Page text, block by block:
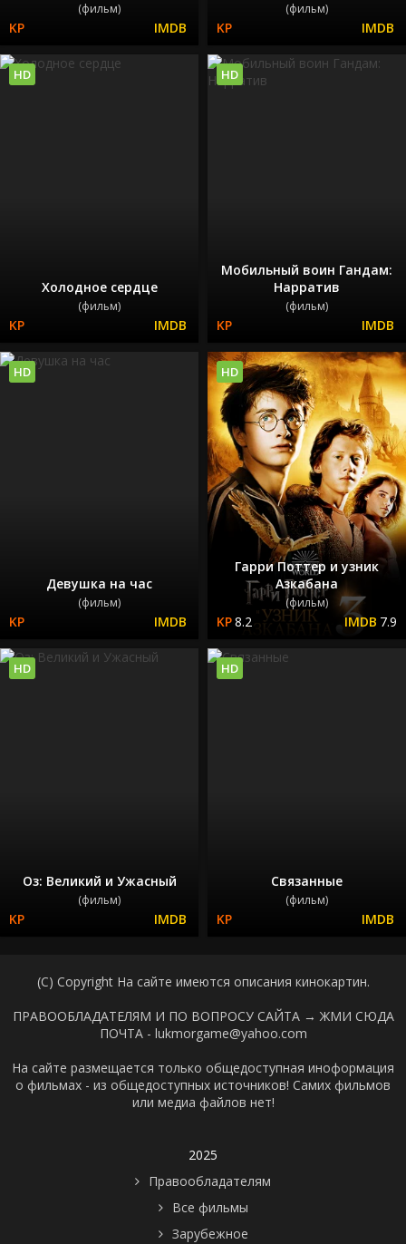
(фильм) (фильм)
Холодное сердце
(фильм)
HD
Мобильный воин Гандам:
Нарратив
(фильм)
HD
Девушка на час
(фильм)
HD
Гарри Поттер и узник
Азкабана
(фильм)
8.2 7.9
HD
Оз: Великий и Ужасный
(фильм)
HD
Связанные
(фильм)
HD
(C) Copyright На сайте имеются описания кинокартин.
ПРАВООБЛАДАТЕЛЯМ И ПО ВОПРОСУ САЙТА → ЖМИ СЮДА
ПОЧТА - lukmorgame@yahoo.com
На сайте размещается только общедоступная иноформация
о фильмах - из общедоступных источников! Самих фильмов
или медиа файлов нет!
2025
Правообладателям
Все фильмы
Зарубежное